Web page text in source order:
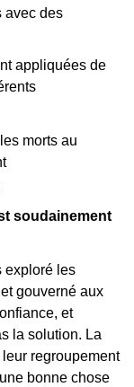
avec des
appliquées de
morts au
soudainement
exploré les
gouverné aux
et
la solution. La
regroupement
bonne chose